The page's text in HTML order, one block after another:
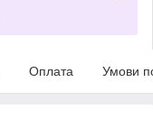
Оплата Умови